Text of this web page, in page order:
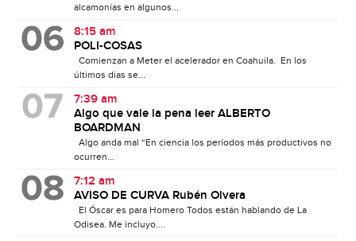
alcamonías en algunos...
8:15 am
POLI-COSAS
Comienzan a Meter el acelerador en Coahuila. En los
últimos días se...
7:39 am
Algo que vale la pena leer ALBERTO
BOARDMAN
Algo anda mal “En ciencia los períodos más productivos no
ocurren...
7:12 am
AVISO DE CURVA Rubén Olvera
El Óscar es para Homero Todos están hablando de La
Odisea. Me incluyo....